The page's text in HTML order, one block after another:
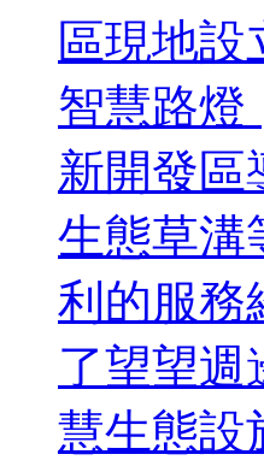
區現地設
智慧路燈
新開發區
生態草溝
利的服務
了望望週
慧生態設